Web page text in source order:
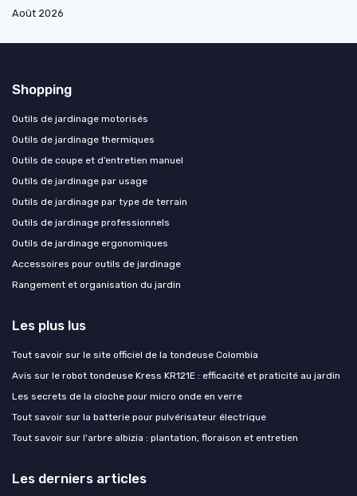
Août 2026
Shopping
Outils de jardinage motorisés
Outils de jardinage thermiques
Outils de coupe et d’entretien manuel
Outils de jardinage par usage
Outils de jardinage par type de terrain
Outils de jardinage professionnels
Outils de jardinage ergonomiques
Accessoires pour outils de jardinage
Rangement et organisation du jardin
Les plus lus
Tout savoir sur le site officiel de la tondeuse Colombia
Avis sur le robot tondeuse Kress KR121E : efficacité et praticité au jardin
Les secrets de la cloche pour micro onde en verre
Tout savoir sur la batterie pour pulvérisateur électrique
Tout savoir sur l'arbre albizia : plantation, floraison et entretien
Les derniers articles